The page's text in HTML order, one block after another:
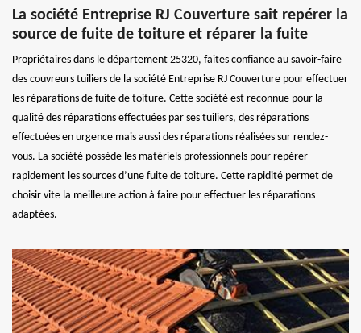
La société Entreprise RJ Couverture sait repérer la
source de fuite de toiture et réparer la fuite
Propriétaires dans le département 25320, faites confiance au savoir-faire
des couvreurs tuiliers de la société Entreprise RJ Couverture pour effectuer
les réparations de fuite de toiture. Cette société est reconnue pour la
qualité des réparations effectuées par ses tuiliers, des réparations
effectuées en urgence mais aussi des réparations réalisées sur rendez-
vous. La société possède les matériels professionnels pour repérer
rapidement les sources d’une fuite de toiture. Cette rapidité permet de
choisir vite la meilleure action à faire pour effectuer les réparations
adaptées.